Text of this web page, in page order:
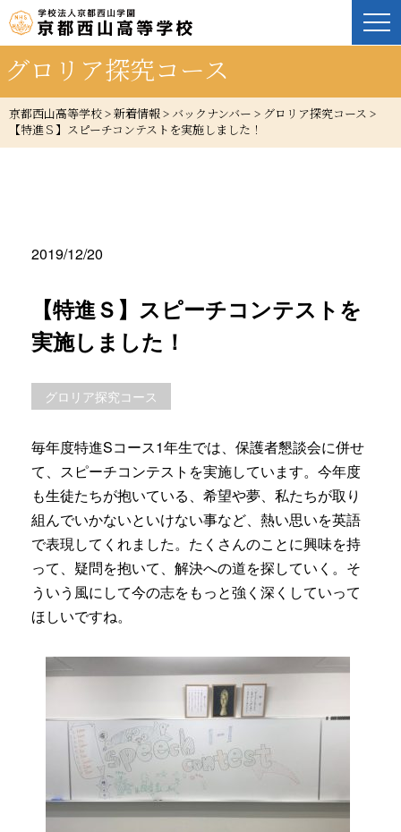
グロリア探究コース
京都西山高等学校 > 新着情報 > バックナンバー > グロリア探究コース >
【特進Ｓ】スピーチコンテストを実施しました！
2019/12/20
【特進Ｓ】スピーチコンテストを
実施しました！
グロリア探究コース
毎年度特進Sコース1年生では、保護者懇談会に併せ
て、スピーチコンテストを実施しています。今年度
も生徒たちが抱いている、希望や夢、私たちが取り
組んでいかないといけない事など、熱い思いを英語
で表現してくれました。たくさんのことに興味を持
って、疑問を抱いて、解決への道を探していく。そ
ういう風にして今の志をもっと強く深くしていって
ほしいですね。